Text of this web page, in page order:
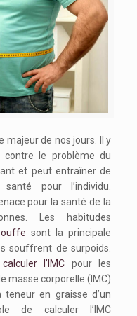
majeur de nos jours. Il y
le problème du
et peut entraîner de
pour l’individu.
pour la santé de la
Les habitudes
sont la principale
souffrent de surpoids.
calculer l’IMC pour les
masse corporelle (IMC)
en graisse d’un
de calculer l’IMC